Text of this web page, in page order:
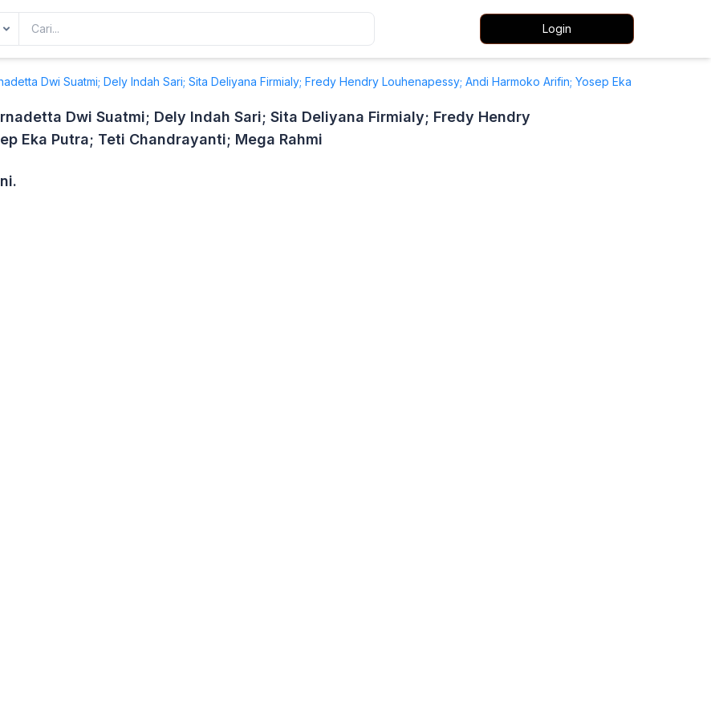
Login
Dwi Suatmi; Dely Indah Sari; Sita Deliyana Firmialy; Fredy Hendry Louhenapessy; Andi Harmoko Arifin; Yosep Eka
Dwi Suatmi; Dely Indah Sari; Sita Deliyana Firmialy; Fredy Hendry
Eka Putra; Teti Chandrayanti; Mega Rahmi